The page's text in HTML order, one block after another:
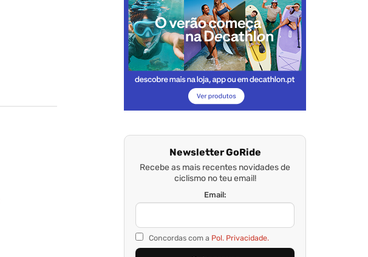
Newsletter GoRide
Recebe as mais recentes novidades de
ciclismo no teu email!
Email:
Concordas com a Pol. Privacidade.